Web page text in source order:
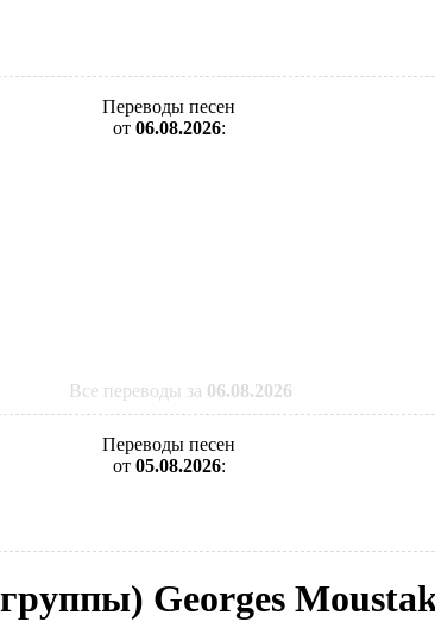
Переводы песен
от 06.08.2026:
Все переводы за 06.08.2026
Переводы песен
от 05.08.2026:
Georges